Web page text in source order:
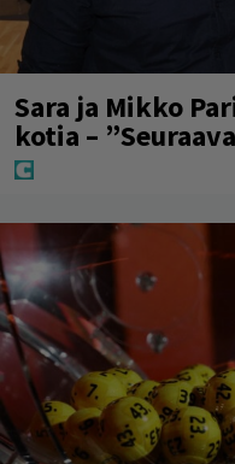
Sara ja Mikko
kotia –